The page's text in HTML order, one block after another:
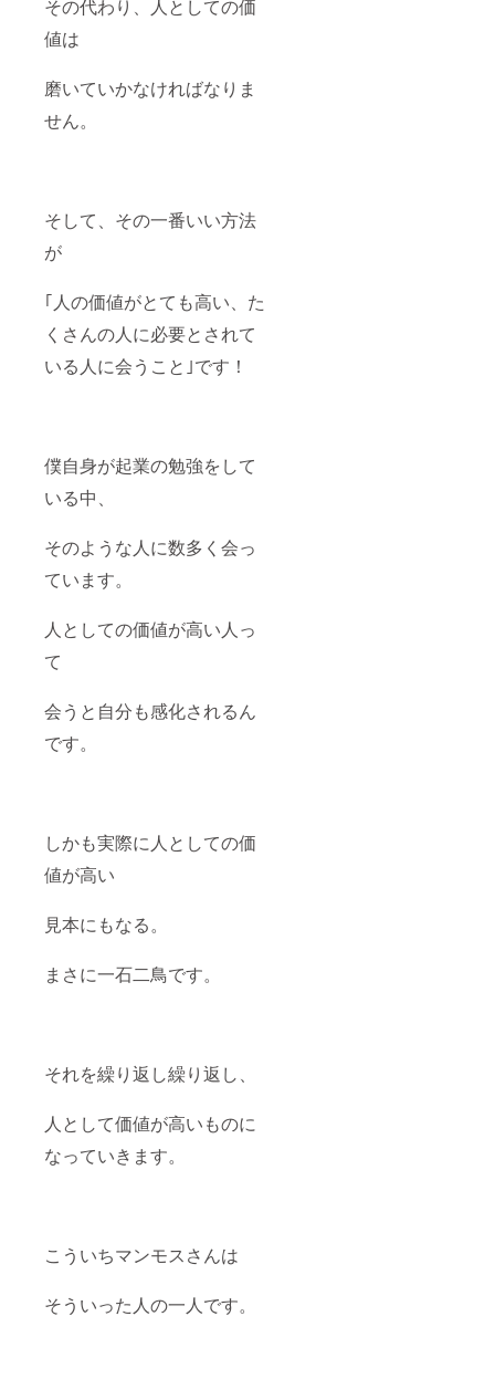
その代わり、人としての価
値は
磨いていかなければなりま
せん。
そして、その一番いい方法
が
｢人の価値がとても高い、た
くさんの人に必要とされて
いる人に会うこと｣です！
僕自身が起業の勉強をして
いる中、
そのような人に数多く会っ
ています。
人としての価値が高い人っ
て
会うと自分も感化されるん
です。
しかも実際に人としての価
値が高い
見本にもなる。
まさに一石二鳥です。
それを繰り返し繰り返し、
人として価値が高いものに
なっていきます。
こういちマンモスさんは
そういった人の一人です。